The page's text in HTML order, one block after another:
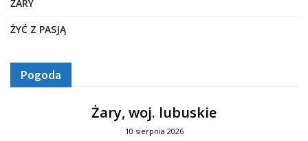
ŻARY
ŻYĆ Z PASJĄ
Pogoda
Żary, woj. lubuskie
10 sierpnia 2026